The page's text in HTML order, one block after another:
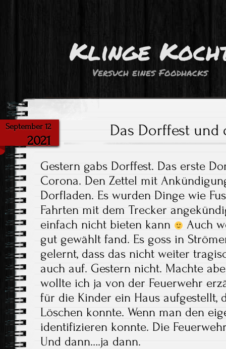
Klinge
Versuch eines Foodhacks
September 12
2021
Das Dorffest und
Gestern gabs Dorffest. Das erste
Corona. Den Zettel mit
Dorfladen. Es wurden Dinge wie
Fahrten mit dem Trecker
einfach nicht bieten kann
Auch
gut gewählt fand. Es goss in
gelernt, dass das nicht weiter
auch auf. Gestern nicht. Machte
wollte ich ja von der Feuerwehr
für die Kinder ein Haus aufgestellt,
Löschen konnte. Wenn man den
identifizieren konnte. Die
Und dann….ja dann.